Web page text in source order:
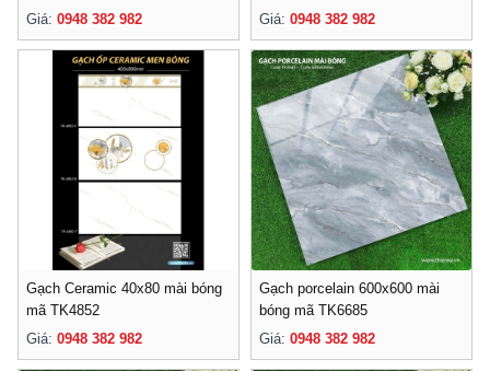
Giá: 0948 382 982
Giá: 0948 382 982
Gạch Ceramic 40x80 mài bóng
mã TK4852
Giá: 0948 382 982
Gạch porcelain 600x600 mài
bóng mã TK6685
Giá: 0948 382 982